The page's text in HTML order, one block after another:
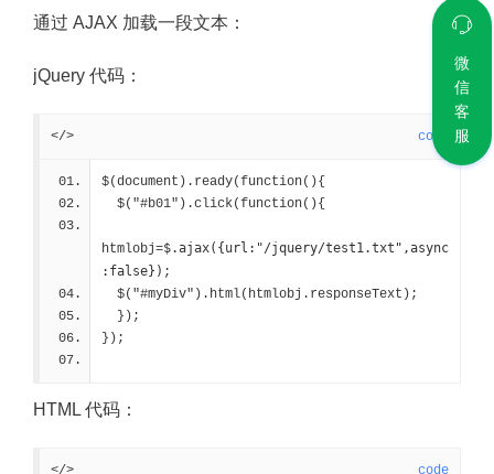
通过 AJAX 加载一段文本：
jQuery 代码：
</> code
$(document).ready(function(){
  $("#b01").click(function(){
htmlobj=$.ajax({url:"/jquery/test1.txt",async
:false}) ;
  $("#myDiv").html(htmlobj.responseText);
  });
});
HTML 代码：
</> code
微
信
客
服